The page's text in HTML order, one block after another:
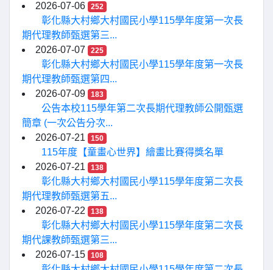
2026-07-06
252
彰化縣大村鄉大村國民小學115學年度第一次長
期代理教師甄選第三...
2026-07-07
225
彰化縣大村鄉大村國民小學115學年度第一次長
期代理教師甄選第四...
2026-07-09
183
公告本校115學年第二次長期代理教師公開甄選
簡章 (一次公告分次...
2026-07-21
150
115年度【童畫心世界】繪畫比賽得獎名單
2026-07-21
138
彰化縣大村鄉大村國民小學115學年度第二次長
期代理教師甄選第五...
2026-07-22
138
彰化縣大村鄉大村國民小學115學年度第二次長
期代課教師甄選第三...
2026-07-15
108